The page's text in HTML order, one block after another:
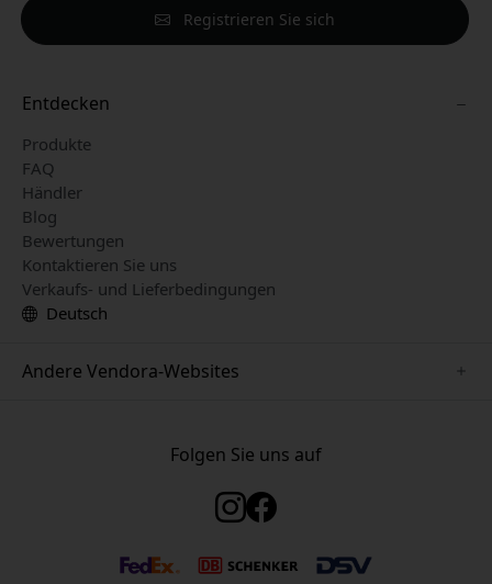
Registrieren Sie sich
Entdecken
Produkte
FAQ
Händler
Blog
Bewertungen
Kontaktieren Sie uns
Verkaufs- und Lieferbedingungen
Deutsch
Andere Vendora-Websites
www.plaud.se
Folgen Sie uns auf